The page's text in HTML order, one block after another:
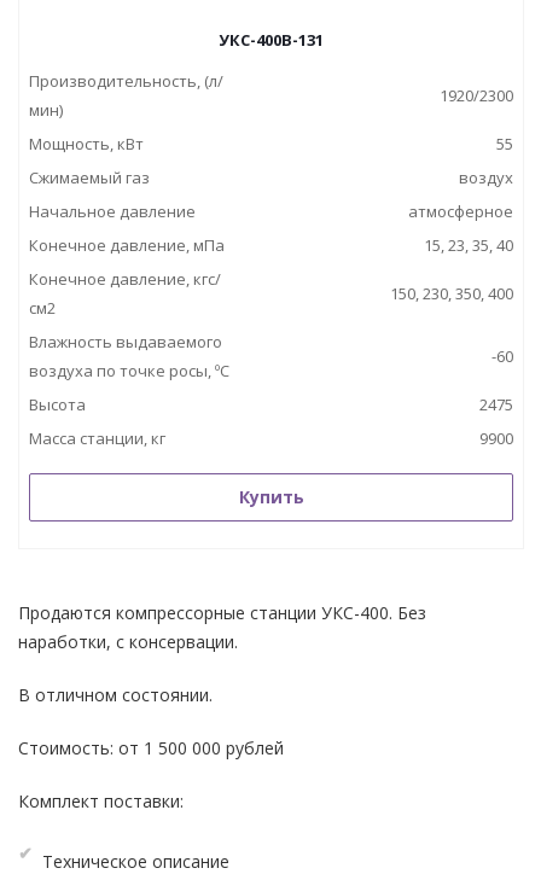
УКС-400В-131
Производительность, (л/
мин)
1920/2300
Мощность, кВт
55
Сжимаемый газ
воздух
Начальное давление
атмосферное
Конечное давление, мПа
15, 23, 35, 40
Конечное давление, кгс/
см2
150, 230, 350, 400
Влажность выдаваемого
воздуха по точке росы, ºС
-60
Высота
2475
Масса станции, кг
9900
Купить
Продаются компрессорные станции УКС-400. Без
наработки, с консервации.
В отличном состоянии.
Стоимость: от 1 500 000 рублей
Комплект поставки:
Техническое описание